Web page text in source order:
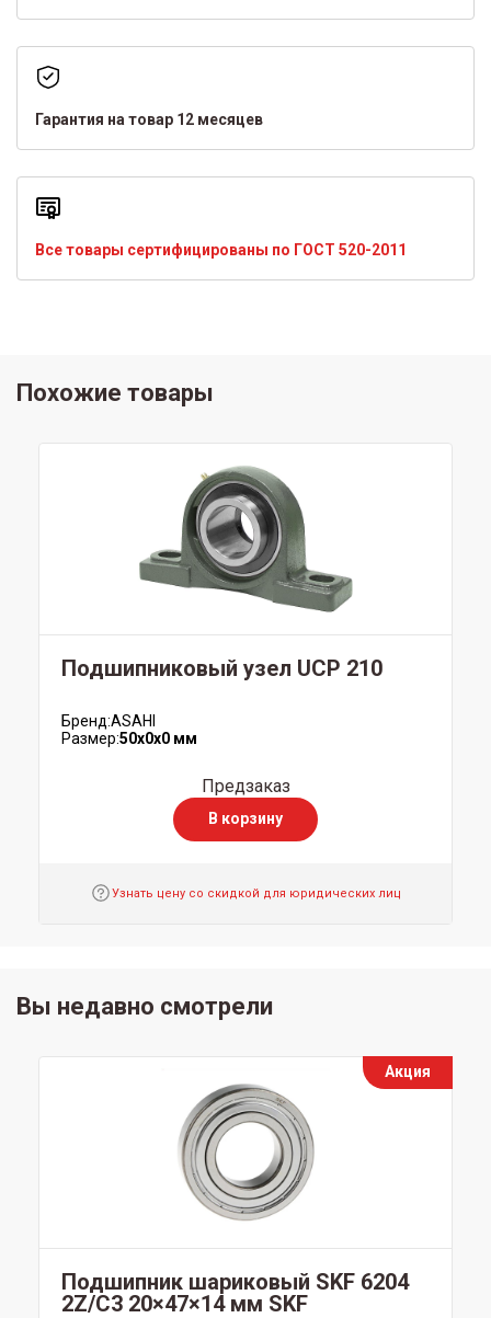
Гарантия на товар 12 месяцев
Все товары сертифицированы по ГОСТ 520-2011
Похожие товары
Подшипниковый узел UCP 210
Бренд:ASAHI
Размер:50x0x0 мм
Предзаказ
В корзину
Узнать цену со скидкой для юридических лиц
Вы недавно смотрели
Акция
Подшипник шариковый SKF 6204
2Z/C3 20×47×14 мм SKF